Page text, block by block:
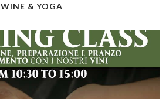
WINE & YOGA